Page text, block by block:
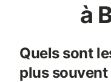
à
Quels sont
plus